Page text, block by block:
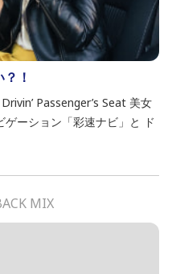
！
Passenger’s Seat 美女
ゲーション「彩速ナビ」と ド
MIX